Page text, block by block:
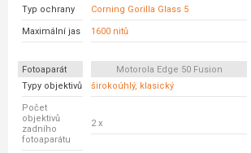
Typ ochrany Corning Gorilla Glass 5
Maximální jas 1600 nitů
Fotoaparát Motorola Edge 50 Fusion
Typy objektivů
širokoúhlý, klasický
Počet
objektivů
zadního
fotoaparátu
2 x